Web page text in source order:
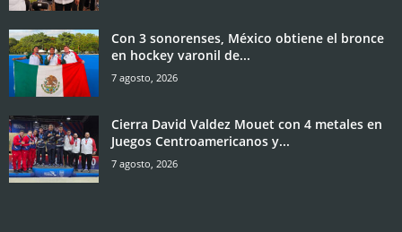
Con 3 sonorenses, México obtiene el bronce
en hockey varonil de...
7 agosto, 2026
Cierra David Valdez Mouet con 4 metales en
Juegos Centroamericanos y...
7 agosto, 2026